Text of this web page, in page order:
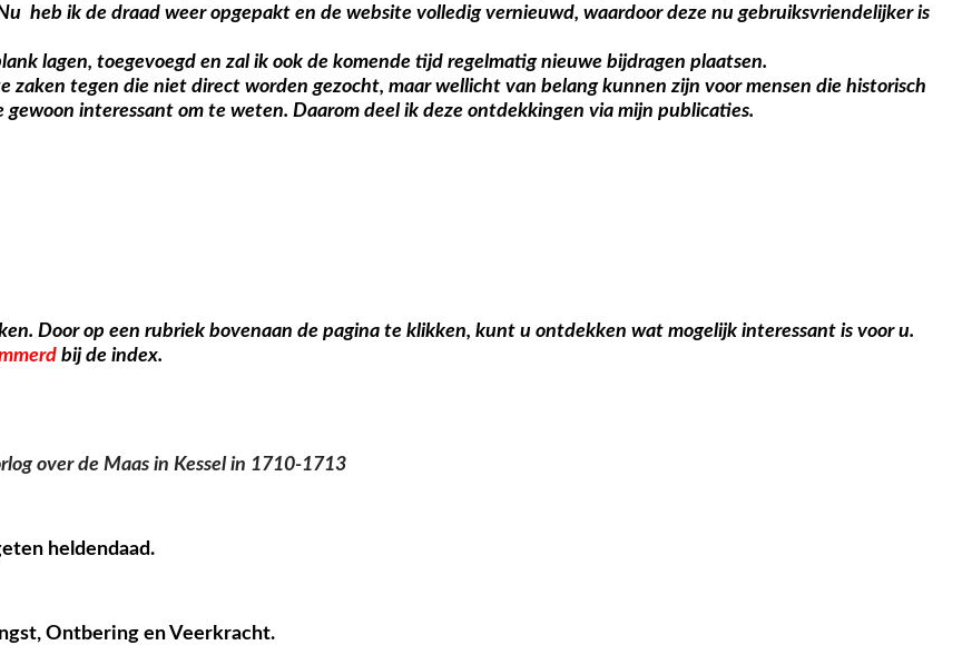
heb ik de draad weer opgepakt en de website volledig vernieuwd, waardoor deze nu gebruiksvriendelijker is
lagen, toegevoegd en zal ik ook de komende tijd regelmatig nieuwe bijdragen plaatsen.
zaken tegen die niet direct worden gezocht, maar wellicht van belang kunnen zijn voor mensen die historisch
interessant om te weten. Daarom deel ik deze ontdekkingen via mijn publicaties.
Door op een rubriek bovenaan de pagina te klikken, kunt u ontdekken wat mogelijk interessant is voor u.
bij de index.
over de Maas in Kessel in 1710-1713
heldendaad.
Ontbering en Veerkracht.